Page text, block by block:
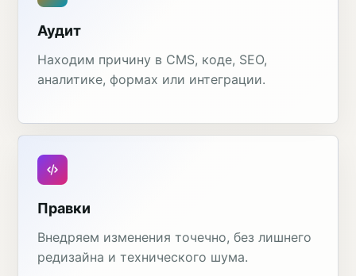
Аудит
Находим причину в CMS, коде, SEO,
аналитике, формах или интеграции.
Правки
Внедряем изменения точечно, без лишнего
редизайна и технического шума.